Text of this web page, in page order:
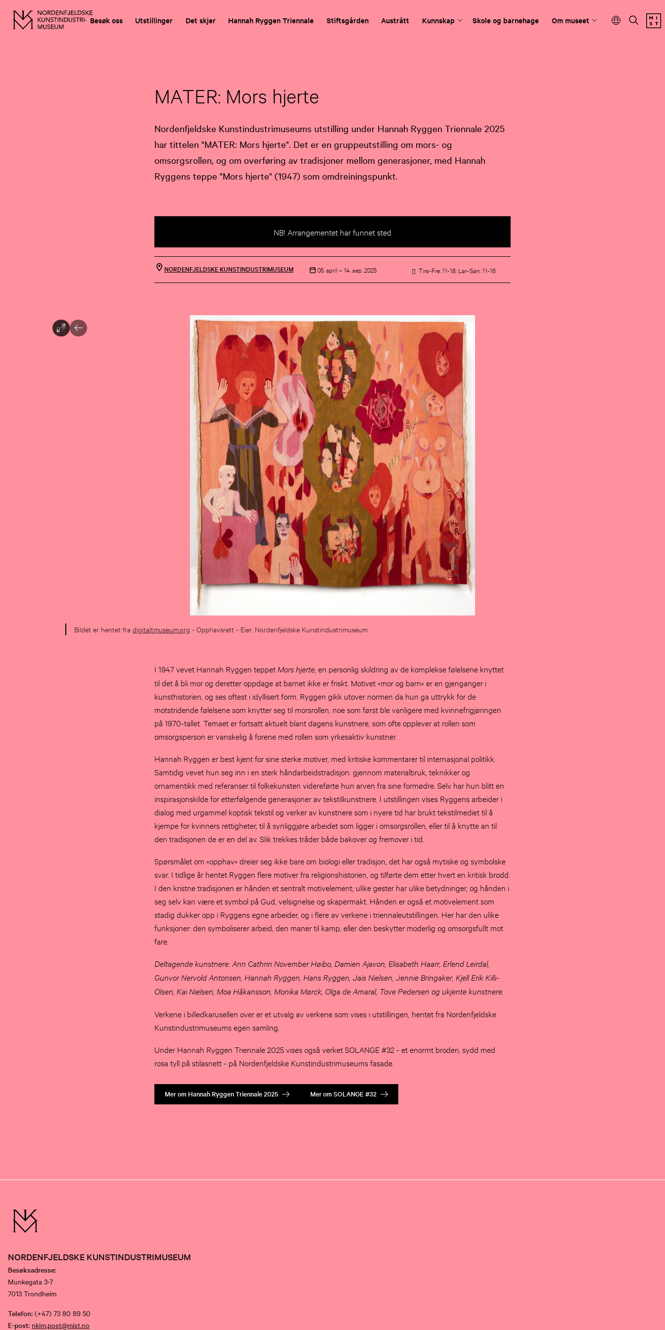
Besøk oss Utstillinger Det skjer Hannah Ryggen Triennale Stiftsgården Austrått Kunnskap Skole og barnehage Om museet
MATER: Mors hjerte
Nordenfjeldske Kunstindustrimuseums utstilling under Hannah Ryggen Triennale 2025
har tittelen "MATER: Mors hjerte". Det er en gruppeutstilling om mors- og
omsorgsrollen, og om overføring av tradisjoner mellom generasjoner, med Hannah
Ryggens teppe "Mors hjerte" (1947) som omdreiningspunkt.
NB! Arrangementet har funnet sted
NORDENFJELDSKE KUNSTINDUSTRIMUSEUM 05. april –14 .sep. 2025 Tirs-Fre: 11-18; Lør-Søn: 11-16
Bildet er hentet fra digitaltmuseum.org - Opphavsrett - Eier: Nordenfjeldske Kunstindustrimuseum
I 1947 vevet Hannah Ryggen teppet Mors hjerte , en personlig skildring av de komplekse følelsene knyttet
til det å bli mor og deretter oppdage at barnet ikke er friskt. Motivet «mor og barn» er en gjenganger i
kunsthistorien, og ses oftest i idyllisert form. Ryggen gikk utover normen da hun ga uttrykk for de
motstridende følelsene som knytter seg til morsrollen, noe som først ble vanligere med kvinnefrigjøringen
på 1970-tallet. Temaet er fortsatt aktuelt blant dagens kunstnere, som ofte opplever at rollen som
omsorgsperson er vanskelig å forene med rollen som yrkesaktiv kunstner.
Hannah Ryggen er best kjent for sine sterke motiver, med kritiske kommentarer til internasjonal politikk.
Samtidig vevet hun seg inn i en sterk håndarbeidstradisjon: gjennom materialbruk, teknikker og
ornamentikk med referanser til folkekunsten videreførte hun arven fra sine formødre. Selv har hun blitt en
inspirasjonskilde for etterfølgende generasjoner av tekstilkunstnere. I utstillingen vises Ryggens arbeider i
dialog med urgammel koptisk tekstil og verker av kunstnere som i nyere tid har brukt tekstilmediet til å
kjempe for kvinners rettigheter, til å synliggjøre arbeidet som ligger i omsorgsrollen, eller til å knytte an til
den tradisjonen de er en del av. Slik trekkes tråder både bakover og fremover i tid.
Spørsmålet om «opphav» dreier seg ikke bare om biologi eller tradisjon, det har også mytiske og symbolske
svar. I tidlige år hentet Ryggen flere motiver fra religionshistorien, og tilførte dem etter hvert en kritisk brodd.
I den kristne tradisjonen er hånden et sentralt motivelement; ulike gester har ulike betydninger, og hånden i
seg selv kan være et symbol på Gud, velsignelse og skapermakt. Hånden er også et motivelement som
stadig dukker opp i Ryggens egne arbeider, og i flere av verkene i triennaleutstillingen. Her har den ulike
funksjoner: den symboliserer arbeid, den maner til kamp, eller den beskytter moderlig og omsorgsfullt mot
fare.
Deltagende kunstnere: Ann Cathrin November Høibo, Damien Ajavon, Elisabeth Haarr, Erlend Leirdal,
Gunvor Nervold Antonsen, Hannah Ryggen, Hans Ryggen, Jais Nielsen, Jennie Bringaker, Kjell Erik Killi-
Olsen, Kai Nielsen, Moa Håkansson, Monika Mørck, Olga de Amaral, Tove Pedersen og ukjente kunstnere.
Verkene i billedkarusellen over er et utvalg av verkene som vises i utstillingen, hentet fra Nordenfjeldske
Kunstindustrimuseums egen samling.
Under Hannah Ryggen Triennale 2025 vises også verket SOLANGE #32 - et enormt broderi, sydd med
rosa tyll på stilasnett - på Nordenfjeldske Kunstindustrimuseums fasade.
Mer om Hannah Ryggen Triennale 2025 Mer om SOLANGE #32
NORDENFJELDSKE KUNSTINDUSTRIMUSEUM
Besøksadresse:
Munkegata 3-7
7013 Trondheim
Telefon: (+47) 73 80 89 50
E-post: nkim.post@mist.no